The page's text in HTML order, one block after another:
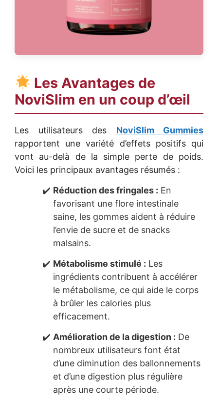
Les Avantages de
NoviSlim en un coup d’œil
Les utilisateurs des NoviSlim Gummies
rapportent une variété d’effets positifs qui
vont au-delà de la simple perte de poids.
Voici les principaux avantages résumés :
Réduction des fringales : En
favorisant une flore intestinale
saine, les gommes aident à réduire
l’envie de sucre et de snacks
malsains.
Métabolisme stimulé : Les
ingrédients contribuent à accélérer
le métabolisme, ce qui aide le corps
à brûler les calories plus
efficacement.
Amélioration de la digestion : De
nombreux utilisateurs font état
d’une diminution des ballonnements
et d’une digestion plus régulière
après une courte période.